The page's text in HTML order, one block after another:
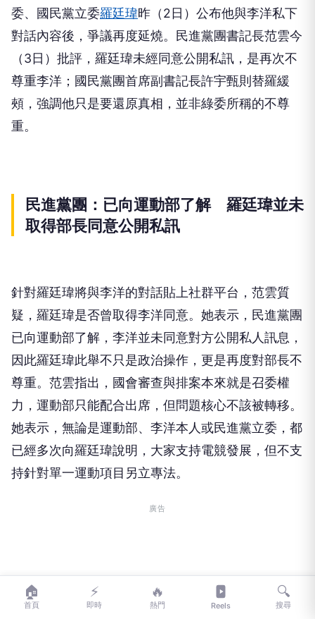
委、國民黨立委羅廷瑋昨（2日）公布他與李洋私下
對話內容後，爭議再度延燒。民進黨團書記長范雲今
（3日）批評，羅廷瑋未經同意公開私訊，是再次不
尊重李洋；國民黨團首席副書記長許宇甄則替羅緩
頰，強調他只是要還原真相，並非綠委所稱的不尊
重。
民進黨團：已向運動部了解 羅廷瑋並未
取得部長同意公開私訊
針對羅廷瑋將與李洋的對話貼上社群平台，范雲質
疑，羅廷瑋是否曾取得李洋同意。她表示，民進黨團
已向運動部了解，李洋並未同意對方公開私人訊息，
因此羅廷瑋此舉不只是政治操作，更是再度對部長不
尊重。范雲指出，國會審查與排案本來就是召委權
力，運動部只能配合出席，但問題核心不該被轉移。
她表示，無論是運動部、李洋本人或民進黨立委，都
已經多次向羅廷瑋說明，大家支持電競發展，但不支
持針對單一運動項目另立專法。
廣告
🏠
首頁
⚡
即時
🔥
熱門 Reels
🔍
搜尋